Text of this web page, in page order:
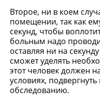
Второе, ни в коем
помещении, так как
секунд, чтобы
больным надо
оставляя ни на
сможет уделять
этот человек должен
условиях,
обследованию.